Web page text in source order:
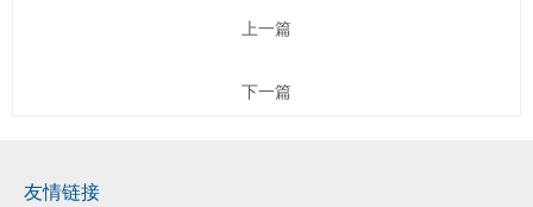
上一篇
下一篇
友情链接